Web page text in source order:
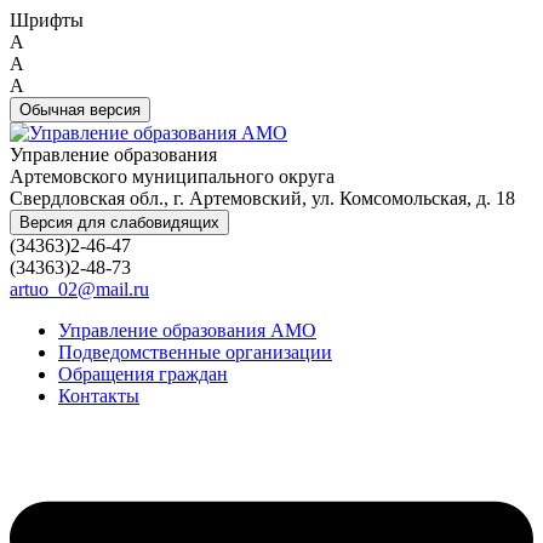
Шрифты
A
A
A
Обычная версия
Управление образования
Артемовского муниципального округа
Свердловская обл., г. Артемовский, ул. Комсомольская, д. 18
Версия для слабовидящих
(34363)2-46-47
(34363)2-48-73
artuo_02@mail.ru
Управление образования АМО
Подведомственные организации
Обращения граждан
Контакты